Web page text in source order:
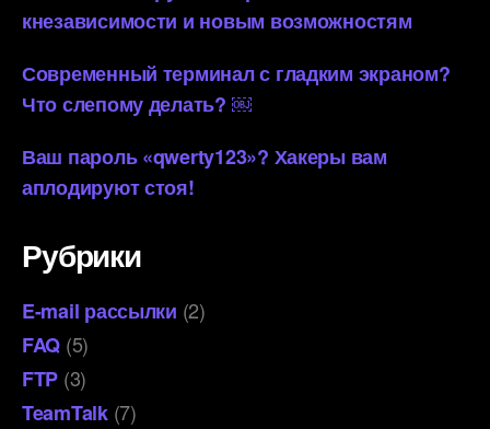
кнезависимости и новым возможностям
Современный терминал с гладким экраном?
Что слепому делать? ￼
Ваш пароль «qwerty123»? Хакеры вам
аплодируют стоя!
Рубрики
E-mail рассылки (2)
FAQ (5)
FTP (3)
TeamTalk(7)